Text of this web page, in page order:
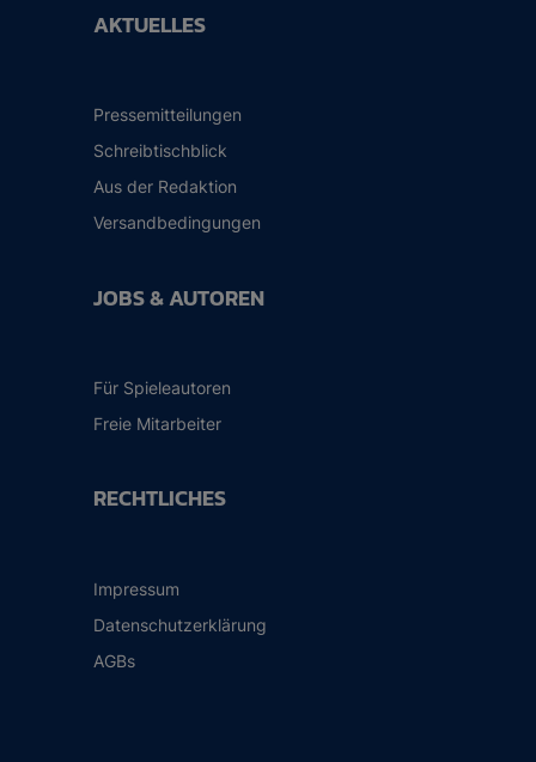
AKTUELLES
Pressemitteilungen
Schreibtischblick
Aus der Redaktion
Versandbedingungen
JOBS & AUTOREN
Für Spieleautoren
Freie Mitarbeiter
RECHTLICHES
Impressum
Datenschutzerklärung
AGBs